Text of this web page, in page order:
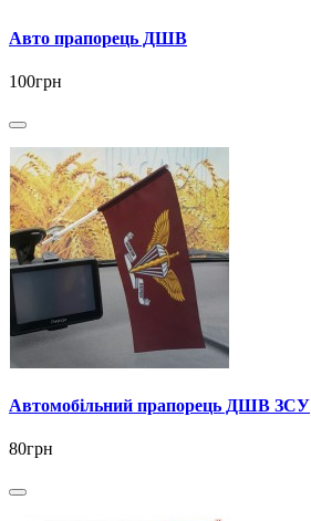
Авто прапорець ДШВ
100грн
Автомобільний прапорець ДШВ ЗСУ
80грн